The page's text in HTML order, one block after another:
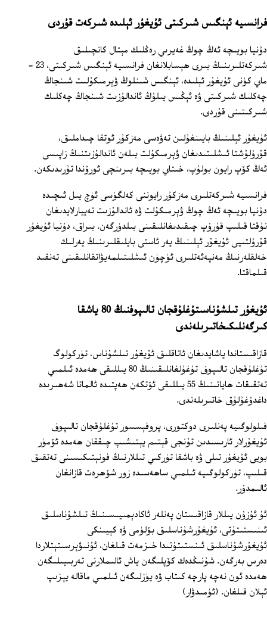
فرانسىيە ئېنگىس شىركىتى ئۇيغۇر ئېلىدە شىركەت قۇردى
دۇنيا بويىچە ئەڭ چوڭ غەيرىي رەڭلىك مېتال كانچىلىق
شىركەتلىرىنىڭ بىرى ھېسابلانغان فرانسىيە ئېنگىس شىركىتى، 23 ‏-
ماي كۈنى ئۇيغۇر ئېلىدە، ئېنگىس شىنلوڭ ۋېرمىكۇلىت شىنجاڭ
چەكلىك شىركىتى ۋە ئېڭىس يىلۇڭ ئاندالۇزىت شىنجاڭ چەكلىك
شىركىتىنى قۇردى.
ئۇيغۇر ئېلىنىڭ بايىنغۇلىن تەۋەسى مەزكۇر ئوتقا چىداملىق،
قۇرۇلۇشتا ئىشلىتىدىغان ۋېرمىكۇلت بىلەن ئاندالۇزىتنىڭ زاپىسى
ئەڭ كۆپ رايون بولۇپ، خىتاي بويىچە بىرىنچى ئورۇندا تۇرىدىكەن.
فرانسىيە شىركەتلىرى مەزكۇر رايوننى كەلگۈسى ئۈچ يىل ئىچىدە
دۇنيا بويىچە ئەڭ چوڭ ۋېرمىكۇلت ۋە ئاندالۇزىت تەييارلايدىغان
نۇقتا قىلىپ قۇرۇپ چىقىدىغانلىقىنى بىلدۈرگەن. بىراق، دۇنيا ئۇيغۇر
قۇرۇلتىيى ئۇيغۇر ئېلىنىڭ يەر ئاستى بايلىقلىرىنىڭ يەرلىك
خەلقلەرنىڭ مەنپەئەتلىرى ئۈچۈن ئىشلىتىلمەيۋاتقانلىقىنى تەنقىد
قىلماقتا.
ئۇيغۇر تىلشۇناسىتۇغلۇقجان تالىپوفنىڭ 80 ياشقا
كىرگەنلىكىخاتىرىلەندى
قازاقىستاندا ياشايدىغان ئاتاقلىق ئۇيغۇر تىلشۇناس، تۈركولوگ
تۇغلۇقجان تالىپوف تۇغۇلغانلىقىنىڭ 80 يىللىقى ھەمدە ئىلمىي
تەتقىقات ھاياتىنىڭ 55 يىللىقى ئۆتكەن ھەپتىدە ئالماتا شەھىرىدە
داغدۇغۇلۇق خاتىرىلەندى.
فىلولوگىيە پەنلىرى دوكتورى، پروفېسسور تۇغلۇقجان تالىپوف
ئۇيغۇرلار ئارىسىدىن تۇنجى قېتىم يېتىشىپ چىققان ھەمدە ئۆمۈر
بويى ئۇيغۇر تىلى ۋە باشقا تۈركىي تىللارنىڭ فونېتىكىسىنى تەتقىق
قىلىپ، تۈركولوگىيە ئىلمىي ساھەسىدە زور شۆھرەت قازانغان
ئالىمدۇر.
ئۇ ئۇزۇن يىللار قازاقىستان پەنلەر ئاكادېمىيىسىنىڭ تىلشۇناسلىق
ئىنىستىتۇتى، ئۇيغۇرشۇناسلىق بۆلۈمى ۋە كېيىنكى
ئۇيغۇرشۇناسلىق ئىنستىتۇتىدا خىزمەت قىلغان، ئۇنىۋېرسىتېتلاردا
دەرس بەرگەن. شۇنىڭدەك كۆپلىگەن ياش ئالىملارنى تەربىيىلىگەن
ھەمدە ئون نەچە پارچە كىتاب ۋە يۈزلىگەن ئىلمىي ماقالە يېزىپ
ئېلان قىلغان. (ئۈمىدۋار)